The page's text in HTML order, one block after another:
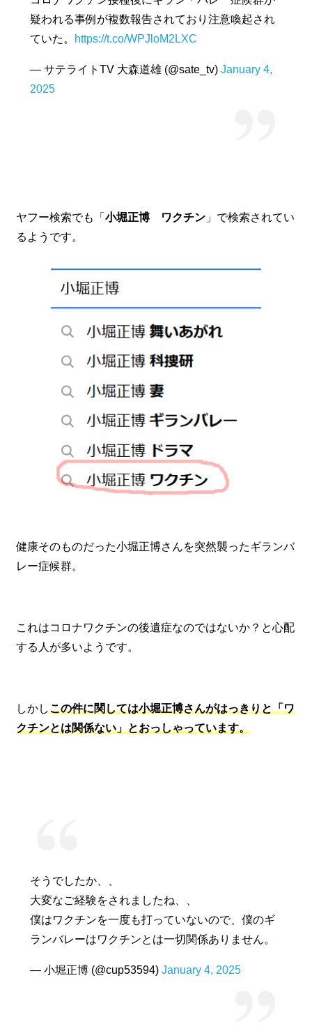
疑われる事例が複数報告されており注意喚起され
ていた。
https://t.co/WPJloM2LXC
— サテライトTV 大森道雄 (@sate_tv) January 4,
2025
ヤフー検索でも「 小堀正博 ワクチン 」で検索されてい
るようです。
健康そのものだった小堀正博さんを突然襲ったギランバ
レー症候群。
これはコロナワクチンの後遺症なのではないか？と心配
する人が多いようです。
しかしこの件に関しては小堀正博さんがはっきりと「ワ
クチンとは関係ない」とおっしゃっています。
そうでしたか、、
大変なご経験をされましたね、、
僕はワクチンを一度も打っていないので、僕のギ
ランバレーはワクチンとは一切関係ありません。
— 小堀正博 (@cup53594) January 4, 2025